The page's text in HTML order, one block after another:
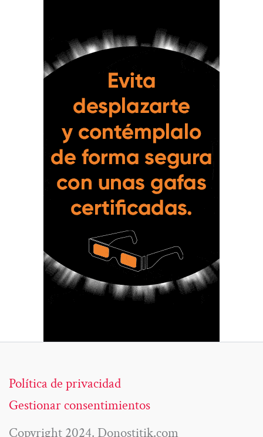
Política de privacidad
Gestionar consentimientos
Copyright 2024. Donostitik.com